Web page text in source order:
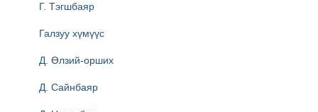
Г. Тэгшбаяр
Галзуу хүмүүс
Д. Өлзий-орших
Д. Сайнбаяр